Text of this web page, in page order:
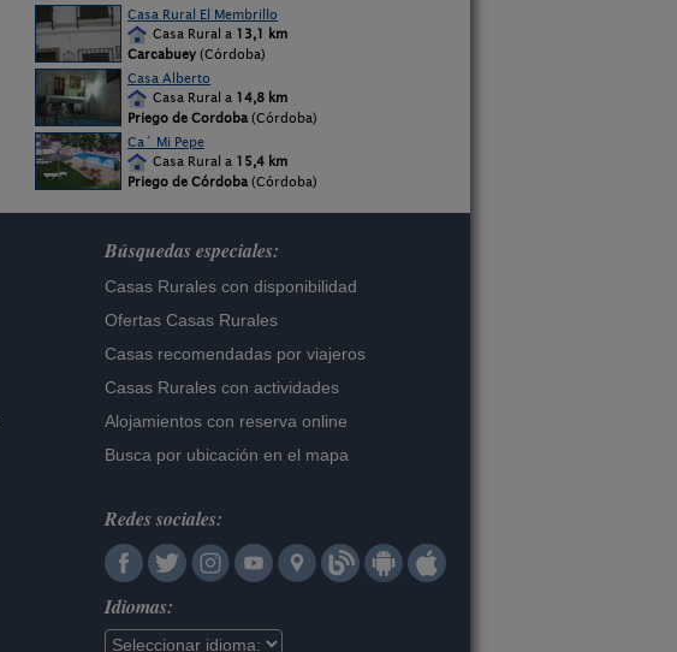
Casa Rural El Membrillo
Casa Rural a 13,1 km
Carcabuey (Córdoba)
Casa Alberto
Casa Rural a 14,8 km
Priego de Cordoba (Córdoba)
Ca´ Mi Pepe
Casa Rural a 15,4 km
Priego de Córdoba (Córdoba)
Búsquedas especiales:
Casas Rurales con disponibilidad
Ofertas Casas Rurales
Casas recomendadas por viajeros
Casas Rurales con actividades
Alojamientos con reserva online
Busca por ubicación en el mapa
Redes sociales:
Idiomas: